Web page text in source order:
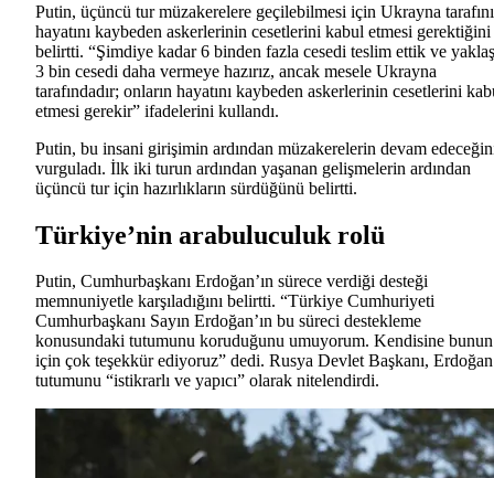
Putin, üçüncü tur müzakerelere geçilebilmesi için Ukrayna
hayatını kaybeden askerlerinin cesetlerini kabul etmesi gerektiğini
belirtti. “Şimdiye kadar 6 binden fazla cesedi teslim ettik ve
3 bin cesedi daha vermeye hazırız, ancak mesele Ukrayna
tarafındadır; onların hayatını kaybeden askerlerinin cesetlerini
etmesi gerekir” ifadelerini kullandı.
Putin, bu insani girişimin ardından müzakerelerin devam
vurguladı. İlk iki turun ardından yaşanan gelişmelerin ardından
üçüncü tur için hazırlıkların sürdüğünü belirtti.
Türkiye’nin arabuluculuk rolü
Putin, Cumhurbaşkanı Erdoğan’ın sürece verdiği desteği
memnuniyetle karşıladığını belirtti. “Türkiye Cumhuriyeti
Cumhurbaşkanı Sayın Erdoğan’ın bu süreci destekleme
konusundaki tutumunu koruduğunu umuyorum. Kendisine bunun
için çok teşekkür ediyoruz” dedi. Rusya Devlet Başkanı,
tutumunu “istikrarlı ve yapıcı” olarak nitelendirdi.